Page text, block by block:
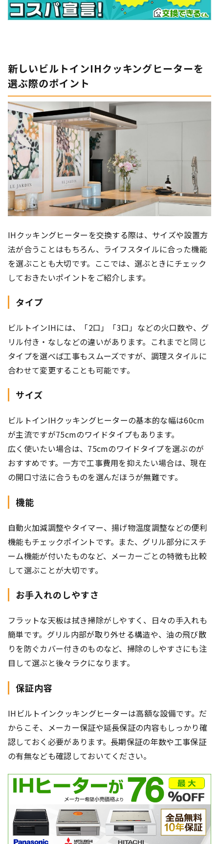
新しいビルトインIHクッキングヒーターを
選ぶ際のポイント
IHクッキングヒーターを交換する際は、サイズや設置方
法が合うことはもちろん、ライフスタイルに合った機能
を選ぶことも大切です。ここでは、選ぶときにチェック
しておきたいポイントをご紹介します。
タイプ
ビルトインIHには、「2口」「3口」などの火口数や、グ
リル付き・なしなどの違いがあります。これまでと同じ
タイプを選べば工事もスムーズですが、調理スタイルに
合わせて変更することも可能です。
サイズ
ビルトインIHクッキングヒーターの基本的な幅は60cm
が主流ですが75cmのワイドタイプもあります。
広く使いたい場合は、75cmのワイドタイプを選ぶのが
おすすめです。一方で工事費用を抑えたい場合は、現在
の開口寸法に合うものを選んだほうが無難です。
機能
自動火加減調整やタイマー、揚げ物温度調整などの便利
機能もチェックポイントです。また、グリル部分にスチ
ーム機能が付いたものなど、メーカーごとの特徴も比較
して選ぶことが大切です。
お手入れのしやすさ
フラットな天板は拭き掃除がしやすく、日々の手入れも
簡単です。グリル内部が取り外せる構造や、油の飛び散
りを防ぐカバー付きのものなど、掃除のしやすさにも注
目して選ぶと後々ラクになります。
保証内容
IHビルトインクッキングヒーターは高額な設備です。だ
からこそ、メーカー保証や延長保証の内容もしっかり確
認しておく必要があります。長期保証の年数や工事保証
の有無なども確認しておいてください。